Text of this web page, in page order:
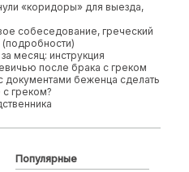
«коридоры» для выезда,
собеседование, греческий
(подробности)
месяц: инструкция
после брака с греком
документами беженца сделать
греком?
Популярные